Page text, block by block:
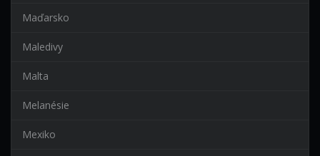
Maďarsko
Maledivy
Malta
Melanésie
Mexiko